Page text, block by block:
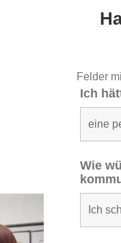
Felder
Ich
Wie